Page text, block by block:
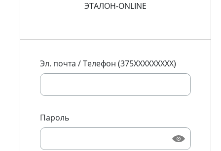
ЭТАЛОН-ONLINE
Эл. почта / Телефон (375XXXXXXXXX)
Пароль